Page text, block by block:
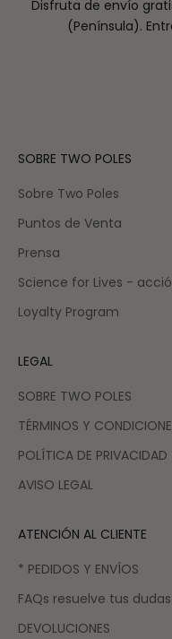
Disfruta de envío
(Península).
SOBRE TWO POLES
Sobre Two Poles
Puntos de Venta
Prensa
Science for Lives -
Loyalty Program
LEGAL
SOBRE TWO POLES
TÉRMINOS Y
POLÍTICA DE
AVISO LEGAL
ATENCIÓN AL CLIENTE
* PEDIDOS Y ENVÍOS
FAQs resuelve tus dudas
DEVOLUCIONES